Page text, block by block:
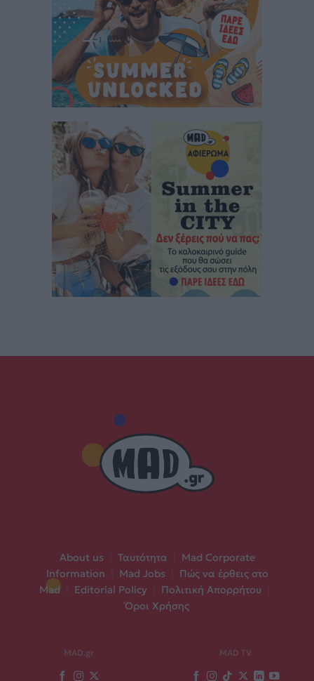
About us Ταυτότητα
Mad Corporate
Information
Mad Jobs
Πώς να έρθεις στο
Mad
Editorial Policy Πολιτική Απορρήτου
Όροι Χρήσης
MAD.gr MAD TV